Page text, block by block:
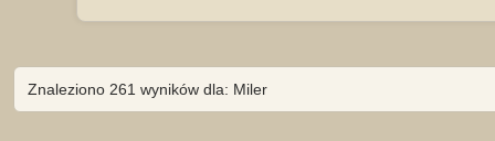
Znaleziono 261 wyników dla: Miler